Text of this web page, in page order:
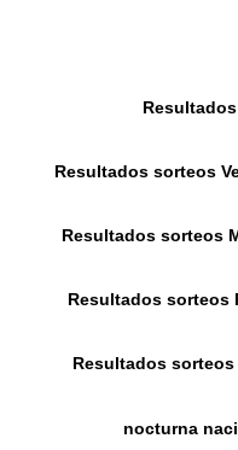
Resultados sorteos
Resultados sorteos
Resultados sorteos
Resultados
nocturna